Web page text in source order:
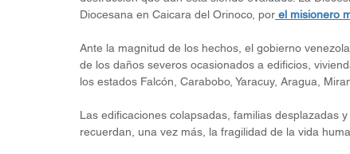
Diocesana en Caicara del Orinoco, por el misionero
Ante la magnitud de los hechos, el gobierno
de los daños severos ocasionados a edificios,
los estados Falcón, Carabobo, Yaracuy, Aragua,
Las edificaciones colapsadas, familias desplazadas
recuerdan, una vez más, la fragilidad de la vida